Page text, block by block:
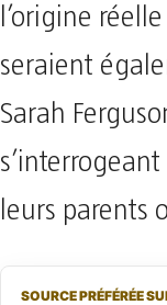
l’origine
seraient
Sarah
leurs parents
SOURCE PRÉFÉRÉE